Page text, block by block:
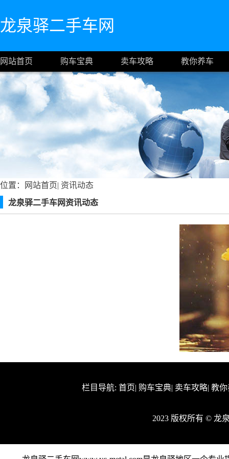
龙泉驿二手车网
网站首页 购车宝典 卖车攻略 教你养车
位置： 网站首页| 资讯动态
龙泉驿二手车网资讯动态
栏目导航: 首页| 购车宝典| 卖车攻略| 教
2023 版权所有 © 龙